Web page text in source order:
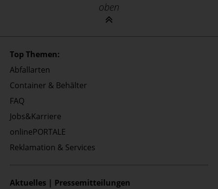
oben
Top Themen:
Abfallarten
Container & Behälter
FAQ
Jobs&Karriere
onlinePORTALE
Reklamation & Services
Aktuelles | Pressemitteilungen